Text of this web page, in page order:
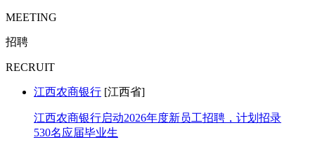
MEETING
招聘
RECRUIT
江西农商银行 [江西省]
江西农商银行启动2026年度新员工招聘，计划招录
530名应届毕业生